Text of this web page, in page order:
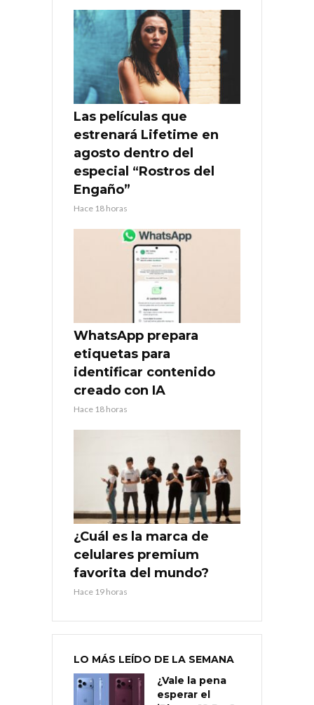
Las películas que
estrenará Lifetime en
agosto dentro del
especial “Rostros del
Engaño”
Hace 18 horas
WhatsApp prepara
etiquetas para
identificar contenido
creado con IA
Hace 18 horas
¿Cuál es la marca de
celulares premium
favorita del mundo?
Hace 19 horas
LO MÁS LEÍDO DE LA SEMANA
¿Vale la pena
esperar el